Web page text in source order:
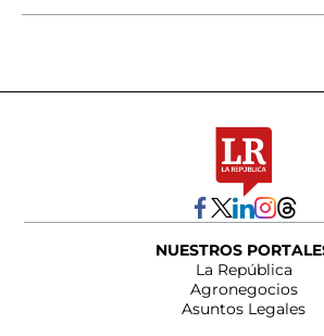
NUESTROS
La República
Agronegocios
Asuntos Legales